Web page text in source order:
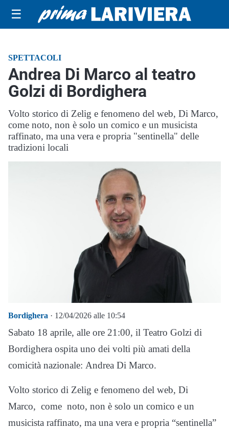
☰
SPETTACOLI
Andrea Di Marco al teatro
Golzi di Bordighera
Volto storico di Zelig e fenomeno del web, Di Marco,
come noto, non è solo un comico e un musicista
raffinato, ma una vera e propria "sentinella" delle
tradizioni locali
Bordighera · 12/04/2026 alle 10:54
Sabato 18 aprile, alle ore 21:00, il Teatro Golzi di
Bordighera ospita uno dei volti più amati della
comicità nazionale: Andrea Di Marco.
Volto storico di Zelig e fenomeno del web, Di
Marco, come noto, non è solo un comico e un
musicista raffinato, ma una vera e propria “sentinella”